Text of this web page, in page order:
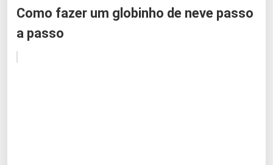
Como fazer um globinho de neve passo
a passo